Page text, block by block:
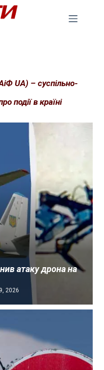
UA) – суспільно-
події в країні
атаку дрона на
2026